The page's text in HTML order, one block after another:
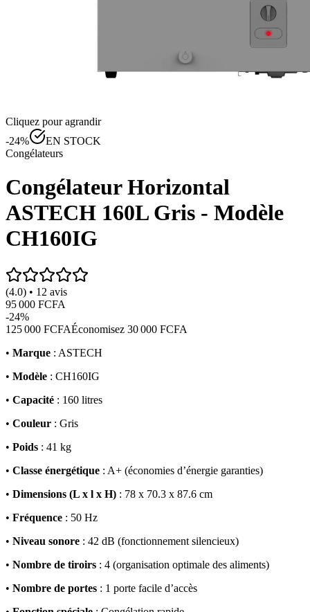
Cliquez pour agrandir
-24%
EN STOCK
Congélateurs
Congélateur Horizontal
ASTECH 160L Gris - Modèle
CH160IG
(4.0) • 12 avis
95 000 FCFA
-24%
125 000 FCFAÉconomisez 30 000 FCFA
• Marque : ASTECH
• Modèle : CH160IG
• Capacité : 160 litres
• Couleur : Gris
• Poids : 41 kg
• Classe énergétique : A+ (économies d’énergie garanties)
• Dimensions (L x l x H) : 78 x 70.3 x 87.6 cm
• Fréquence : 50 Hz
• Niveau sonore : 42 dB (fonctionnement silencieux)
• Nombre de tiroirs : 4 (organisation optimale des aliments)
• Nombre de portes : 1 porte facile d’accès